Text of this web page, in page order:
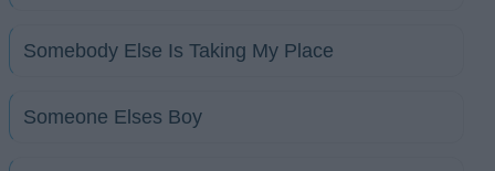
Somebody Else Is Taking My Place
Someone Elses Boy